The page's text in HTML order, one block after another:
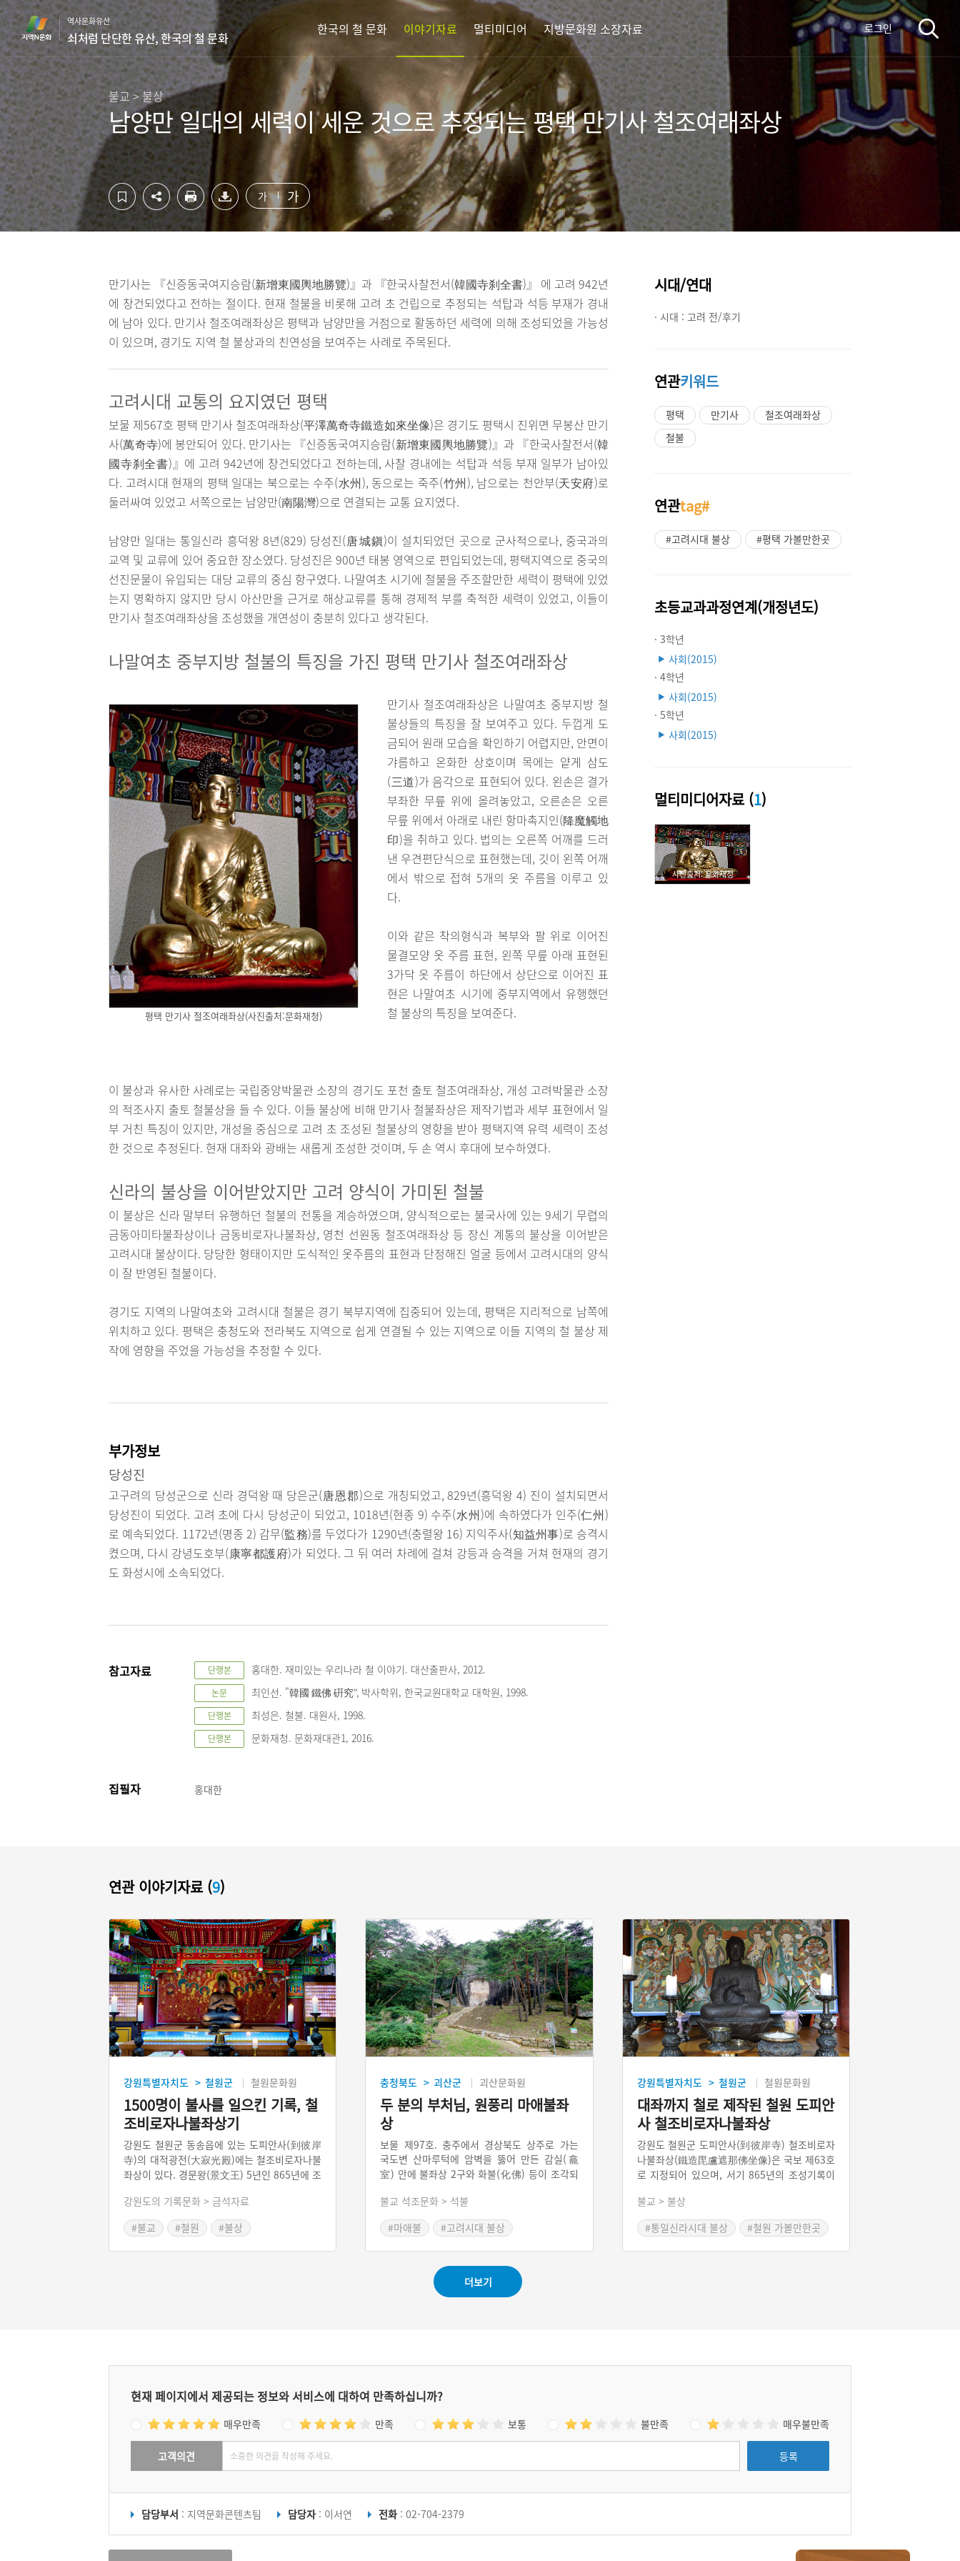
컨
텐
츠
영
역
바
로
가
기
하
단
영
역
바
로
가
기
역사문화유산
쇠처럼 단단한 유산, 한국의 철 문화
한국의 철 문화 이야기자료 멀티미디어 지방문화원 소장자료 로그인
불교 > 불상
남양만 일대의 세력이 세운 것으로 추정되는 평택 만기사 철조여래좌상
가 가
만기사는 『신증동국여지승람(新增東國輿地勝覽)』과 『한국사찰전서(韓國寺刹全書)』 에 고려 942년
에 창건되었다고 전하는 절이다. 현재 철불을 비롯해 고려 초 건립으로 추정되는 석탑과 석등 부재가 경내
에 남아 있다. 만기사 철조여래좌상은 평택과 남양만을 거점으로 활동하던 세력에 의해 조성되었을 가능성
이 있으며, 경기도 지역 철 불상과의 친연성을 보여주는 사례로 주목된다.
고려시대 교통의 요지였던 평택
보물 제567호 평택 만기사 철조여래좌상(平澤萬奇寺鐵造如來坐像)은 경기도 평택시 진위면 무봉산 만기
사(萬奇寺)에 봉안되어 있다. 만기사는 『신증동국여지승람(新增東國輿地勝覽)』과 『한국사찰전서(韓
國寺刹全書)』에 고려 942년에 창건되었다고 전하는데, 사찰 경내에는 석탑과 석등 부재 일부가 남아있
다. 고려시대 현재의 평택 일대는 북으로는 수주(水州), 동으로는 죽주(竹州), 남으로는 천안부(天安府)로
둘러싸여 있었고 서쪽으로는 남양만(南陽灣)으로 연결되는 교통 요지였다.
남양만 일대는 통일신라 흥덕왕 8년(829) 당성진(唐城鎭)이 설치되었던 곳으로 군사적으로나, 중국과의
교역 및 교류에 있어 중요한 장소였다. 당성진은 900년 태봉 영역으로 편입되었는데, 평택지역으로 중국의
선진문물이 유입되는 대당 교류의 중심 항구였다. 나말여초 시기에 철불을 주조할만한 세력이 평택에 있었
는지 명확하지 않지만 당시 아산만을 근거로 해상교류를 통해 경제적 부를 축적한 세력이 있었고, 이들이
만기사 철조여래좌상을 조성했을 개연성이 충분히 있다고 생각된다.
나말여초 중부지방 철불의 특징을 가진 평택 만기사 철조여래좌상
평택 만기사 철조여래좌상(사진출처:문화재청)
만기사 철조여래좌상은 나말여초 중부지방 철
불상들의 특징을 잘 보여주고 있다. 두껍게 도
금되어 원래 모습을 확인하기 어렵지만, 안면이
갸름하고 온화한 상호이며 목에는 얕게 삼도
(三道)가 음각으로 표현되어 있다. 왼손은 결가
부좌한 무릎 위에 올려놓았고, 오른손은 오른
무릎 위에서 아래로 내린 항마촉지인(降魔觸地
印)을 취하고 있다. 법의는 오른쪽 어깨를 드러
낸 우견편단식으로 표현했는데, 깃이 왼쪽 어깨
에서 밖으로 접혀 5개의 옷 주름을 이루고 있
다.
이와 같은 착의형식과 복부와 팔 위로 이어진
물결모양 옷 주름 표현, 왼쪽 무릎 아래 표현된
3가닥 옷 주름이 하단에서 상단으로 이어진 표
현은 나말여초 시기에 중부지역에서 유행했던
철 불상의 특징을 보여준다.
이 불상과 유사한 사례로는 국립중앙박물관 소장의 경기도 포천 출토 철조여래좌상, 개성 고려박물관 소장
의 적조사지 출토 철불상을 들 수 있다. 이들 불상에 비해 만기사 철불좌상은 제작기법과 세부 표현에서 일
부 거친 특징이 있지만, 개성을 중심으로 고려 초 조성된 철불상의 영향을 받아 평택지역 유력 세력이 조성
한 것으로 추정된다. 현재 대좌와 광배는 새롭게 조성한 것이며, 두 손 역시 후대에 보수하였다.
신라의 불상을 이어받았지만 고려 양식이 가미된 철불
이 불상은 신라 말부터 유행하던 철불의 전통을 계승하였으며, 양식적으로는 불국사에 있는 9세기 무렵의
금동아미타불좌상이나 금동비로자나불좌상, 영천 선원동 철조여래좌상 등 장신 계통의 불상을 이어받은
고려시대 불상이다. 당당한 형태이지만 도식적인 옷주름의 표현과 단정해진 얼굴 등에서 고려시대의 양식
이 잘 반영된 철불이다.
경기도 지역의 나말여초와 고려시대 철불은 경기 북부지역에 집중되어 있는데, 평택은 지리적으로 남쪽에
위치하고 있다. 평택은 충청도와 전라북도 지역으로 쉽게 연결될 수 있는 지역으로 이들 지역의 철 불상 제
작에 영향을 주었을 가능성을 추정할 수 있다.
부가정보
당성진
고구려의 당성군으로 신라 경덕왕 때 당은군(唐恩郡)으로 개칭되었고, 829년(흥덕왕 4) 진이 설치되면서
당성진이 되었다. 고려 초에 다시 당성군이 되었고, 1018년(현종 9) 수주(水州)에 속하였다가 인주(仁州)
로 예속되었다. 1172년(명종 2) 감무(監務)를 두었다가 1290년(충렬왕 16) 지익주사(知益州事)로 승격시
켰으며, 다시 강녕도호부(康寧都護府)가 되었다. 그 뒤 여러 차례에 걸쳐 강등과 승격을 거쳐 현재의 경기
도 화성시에 소속되었다.
참고자료 단행본 홍대한. 재미있는 우리나라 철 이야기. 대산출판사, 2012.
논문 최인선. "韓國 鐵佛 硏究", 박사학위, 한국교원대학교 대학원, 1998.
단행본 최성은. 철불. 대원사, 1998.
단행본 문화재청. 문화재대관1, 2016.
집필자 홍대한
시대/연대
· 시대 : 고려 전/후기
연관키워드
평택 만기사
철조여래좌상
철불
연관tag#
#고려시대 불상 #평택 가볼만한곳
초등교과과정연계(개정년도)
· 3학년
▶ 사회(2015)
· 4학년
▶ 사회(2015)
· 5학년
▶ 사회(2015)
멀티미디어자료 (1)
사진출처: 문화재청
연관 이야기자료 (9)
강원특별자치도 > 철원군 철원문화원
1500명이 불사를 일으킨 기록, 철
조비로자나불좌상기
강원도 철원군 동송읍에 있는 도피안사(到彼岸
寺)의 대적광전(大寂光殿)에는 철조비로자나불
좌상이 있다. 경문왕(景文王) 5년인 865년에 조
와 관련한 명문이 새겨져 있다. 철원군 향도(香
徒) 1,500여 명이 불심으로 대동단결하여 불상
을 건립하였다는 내용이다. 총 139자로서 현재
7자는 판독할 수 없다. 6.25 당시 도피안사가 전
강원도의 기록문화 > 금석자료
#불교
#철원 #불상
충청북도 > 괴산군 괴산문화원
두 분의 부처님, 원풍리 마애불좌
상
보물 제97호. 충주에서 경상북도 상주로 가는
국도변 산마루턱에 암벽을 뚫어 만든 감실(龕
室) 안에 불좌상 2구와 화불(化佛) 등이 조각되
하부는 마멸이 심하여 형체가 불분명하다. 이불
병좌상은 중국에서는 북위시대, 특히 5, 6세기
에 크게 유행하였으나, 우리나라에는 그 예가 많
고, 벽화로는 통도사 영산전의 견보탑품변상(見
寶塔品變相) 등이 있을 뿐이다. 이 불상이 희귀
불교 석조문화 > 석불
#마애불
#고려시대 불상
강원특별자치도 > 철원군 철원문화원
대좌까지 철로 제작된 철원 도피안
사 철조비로자나불좌상
강원도 철원군 도피안사(到彼岸寺) 철조비로자
나불좌상(鐵造毘盧遮那佛坐像)은 국보 제63호
로 지정되어 있으며, 서기 865년의 조성기록이
연구사에 매우 중요한 불상이다. 철원평야 중앙
개화산에 자리 잡은 도피안사는 이승의 번뇌를
벗어나 열반의 경지에 도달한다는 뜻으로 통일
불교 > 불상
#통일신라시대 불상
#철원 가볼만한곳
더보기
현재 페이지에서 제공되는 정보와 서비스에 대하여 만족하십니까?
매우만족 만족 보통 불만족 매우불만족
고객의견 등록
담당부서 : 지역문화콘텐츠팀 담당자 : 이서연 전화 : 02-704-2379